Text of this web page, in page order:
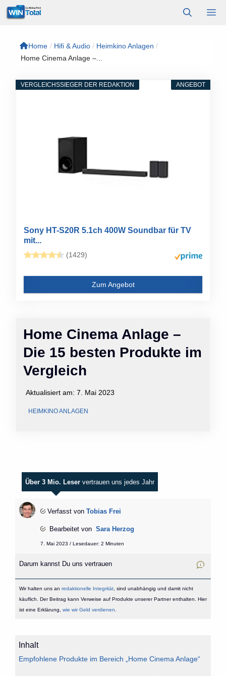
Zum
Inhalt
Home / Hifi & Audio / Heimkino Anlagen /
Home Cinema Anlage –...
Home Cinema Anlage –
Die 15 besten Produkte im
Vergleich
Aktualisiert am: 7. Mai 2023
HEIMKINO ANLAGEN
ANGEBOT
VERGLEICHSSIEGER DER REDAKTION
Sony HT-S20R 5.1ch 400W Soundbar für TV
mit...
(1429)
Zum Angebot
Über 3 Mio. Leser vertrauen uns jedes Jahr
Verfasst von Tobias Frei
Bearbeitet von Sara Herzog
7. Mai 2023 / Lesedauer: 2 Minuten
Darum kannst Du uns vertrauen
Wir halten uns an redaktionelle Integrität, sind unabhängig und damit nicht
käuflich. Der Beitrag kann Verweise auf Produkte unserer Partner enthalten. Hier
ist eine Erklärung, wie wir Geld verdienen
Inhalt
Empfohlene Produkte im Bereich „Home Cinema Anlage“